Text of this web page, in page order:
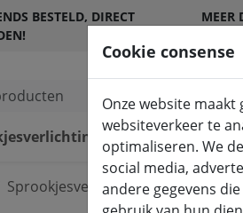
BESTELD, DIRECT
MEER
LED
Sprookjesverlichting
Cookie consense
Onze website
websiteverkeer te
optimaliseren. We
social media,
andere gegevens